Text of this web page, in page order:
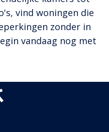
vind woningen die
zonder in
vandaag nog met